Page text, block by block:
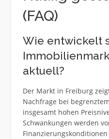
(FAQ)
Wie entwickelt
aktuell?
Der Markt in Freiburg
Nachfrage bei
insgesamt hohen
Schwankungen werden